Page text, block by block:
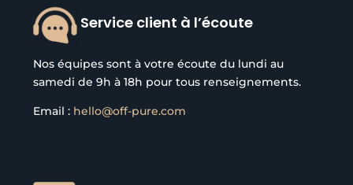
Service client à l’écoute
Nos équipes sont à votre écoute du lundi au
samedi de 9h à 18h pour tous renseignements.
Email : hello@off-pure.com